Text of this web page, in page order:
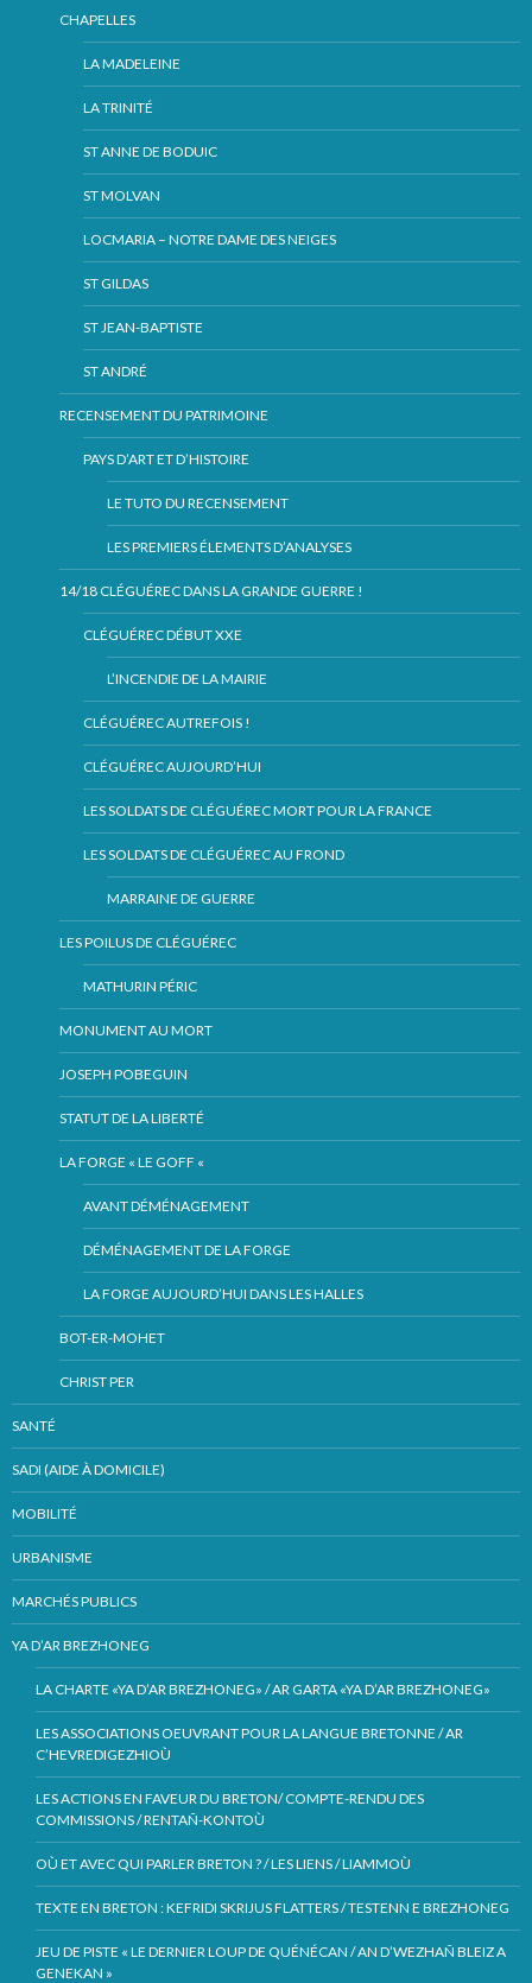
CHAPELLES
LA MADELEINE
LA TRINITÉ
ST ANNE DE BODUIC
ST MOLVAN
LOCMARIA – NOTRE DAME DES NEIGES
ST GILDAS
ST JEAN-BAPTISTE
ST ANDRÉ
RECENSEMENT DU PATRIMOINE
PAYS D’ART ET D’HISTOIRE
LE TUTO DU RECENSEMENT
LES PREMIERS ÉLEMENTS D’ANALYSES
14/18 CLÉGUÉREC DANS LA GRANDE GUERRE !
CLÉGUÉREC DÉBUT XXE
L’INCENDIE DE LA MAIRIE
CLÉGUÉREC AUTREFOIS !
CLÉGUÉREC AUJOURD’HUI
LES SOLDATS DE CLÉGUÉREC MORT POUR LA FRANCE
LES SOLDATS DE CLÉGUÉREC AU FROND
MARRAINE DE GUERRE
LES POILUS DE CLÉGUÉREC
MATHURIN PÉRIC
MONUMENT AU MORT
JOSEPH POBEGUIN
STATUT DE LA LIBERTÉ
LA FORGE « LE GOFF «
AVANT DÉMÉNAGEMENT
DÉMÉNAGEMENT DE LA FORGE
LA FORGE AUJOURD’HUI DANS LES HALLES
BOT-ER-MOHET
CHRIST PER
SANTÉ
SADI (AIDE À DOMICILE)
MOBILITÉ
URBANISME
MARCHÉS PUBLICS
YA D’AR BREZHONEG
LA CHARTE «YA D’AR BREZHONEG» / AR GARTA «YA D’AR BREZHONEG»
LES ASSOCIATIONS OEUVRANT POUR LA LANGUE BRETONNE / AR
C’HEVREDIGEZHIOÙ
LES ACTIONS EN FAVEUR DU BRETON/ COMPTE-RENDU DES
COMMISSIONS / RENTAÑ-KONTOÙ
OÙ ET AVEC QUI PARLER BRETON ? / LES LIENS / LIAMMOÙ
TEXTE EN BRETON : KEFRIDI SKRIJUS FLATTERS / TESTENN E BREZHONEG
JEU DE PISTE « LE DERNIER LOUP DE QUÉNÉCAN / AN D’WEZHAÑ BLEIZ A
GENEKAN »